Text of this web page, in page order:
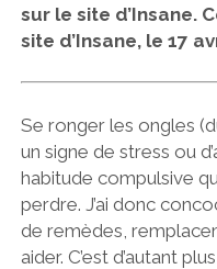
sur le site d’Insane.
site d’Insane, le 17
Se ronger les ongles
un signe de stress ou
habitude compulsive
perdre. J’ai donc
de remèdes,
aider. C’est d’autant